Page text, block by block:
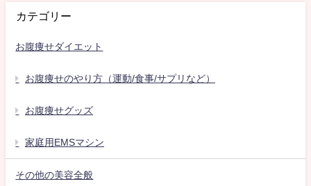
カテゴリー
お腹痩せダイエット
お腹痩せのやり方（運動/食事/サプリなど）
お腹痩せグッズ
家庭用EMSマシン
その他の美容全般